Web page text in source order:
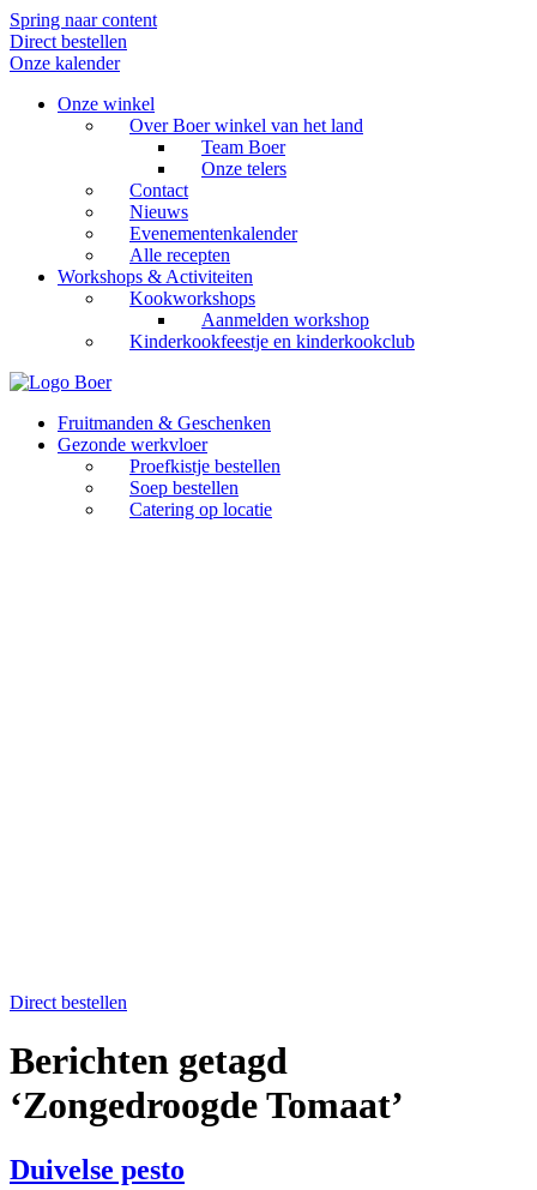
Spring naar content
Direct bestellen
Onze kalender
Onze winkel
Over Boer winkel van het land
Team Boer
Onze telers
Contact
Nieuws
Evenementenkalender
Alle recepten
Workshops & Activiteiten
Kookworkshops
Aanmelden workshop
Kinderkookfeestje en kinderkookclub
Fruitmanden & Geschenken
Gezonde werkvloer
Proefkistje bestellen
Soep bestellen
Catering op locatie
Direct bestellen
Berichten getagd
‘Zongedroogde Tomaat’
Duivelse pesto